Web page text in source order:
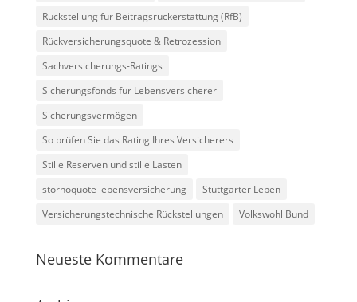
Rückstellung für Beitragsrückerstattung (RfB)
Rückversicherungsquote & Retrozession
Sachversicherungs-Ratings
Sicherungsfonds für Lebensversicherer
Sicherungsvermögen
So prüfen Sie das Rating Ihres Versicherers
Stille Reserven und stille Lasten
stornoquote lebensversicherung
Stuttgarter Leben
Versicherungstechnische Rückstellungen
Volkswohl Bund
Neueste Kommentare